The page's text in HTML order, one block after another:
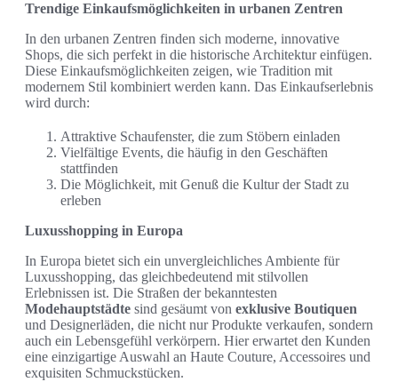
Trendige Einkaufsmöglichkeiten in urbanen Zentren
In den urbanen Zentren finden sich moderne, innovative
Shops, die sich perfekt in die historische Architektur einfügen.
Diese Einkaufsmöglichkeiten zeigen, wie Tradition mit
modernem Stil kombiniert werden kann. Das Einkaufserlebnis
wird durch:
Attraktive Schaufenster, die zum Stöbern einladen
Vielfältige Events, die häufig in den Geschäften
stattfinden
Die Möglichkeit, mit Genuß die Kultur der Stadt zu
erleben
Luxusshopping in Europa
In Europa bietet sich ein unvergleichliches Ambiente für
Luxusshopping, das gleichbedeutend mit stilvollen
Erlebnissen ist. Die Straßen der bekanntesten
Modehauptstädte sind gesäumt von exklusive Boutiquen
und Designerläden, die nicht nur Produkte verkaufen, sondern
auch ein Lebensgefühl verkörpern. Hier erwartet den Kunden
eine einzigartige Auswahl an Haute Couture, Accessoires und
exquisiten Schmuckstücken.